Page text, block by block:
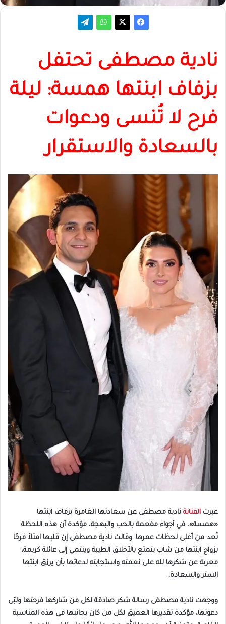
نادية مصطفى تحتفل
بزفاف ابنتها همسة: ليلة
فرح لا تُنسى ودعوات
بالسعادة والاستقرار
عبرت الفنانة نادية مصطفى عن سعادتها الغامرة بزفاف ابنتها
«همسة»، في أجواء مفعمة بالحب والبهجة، مؤكدة أن هذه اللحظة
تُعد من أغلى لحظات عمرها. وقالت نادية مصطفى إن قلبها امتلأ فرحًا
بزواج ابنتها من شاب يتمتع بالأخلاق الطيبة وينتمي إلى عائلة كريمة،
معربة عن شكرها لله على نعمته واستجابته لدعائها بأن يرزق ابنتها
الستر والسعادة.
ووجهت نادية مصطفى رسالة شكر صادقة لكل من شاركها فرحتها ولبّى
دعوتها، مؤكدة تقديرها العميق لكل من كان بجانبها في هذه المناسبة